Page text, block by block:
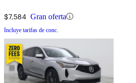
$7,584 Gran oferta
Incluye tarifas de conc.